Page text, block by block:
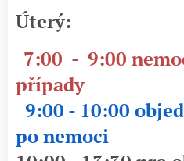
Úterý:
7:00 - 9:00
případy
9:00 - 10:00
po nemoci